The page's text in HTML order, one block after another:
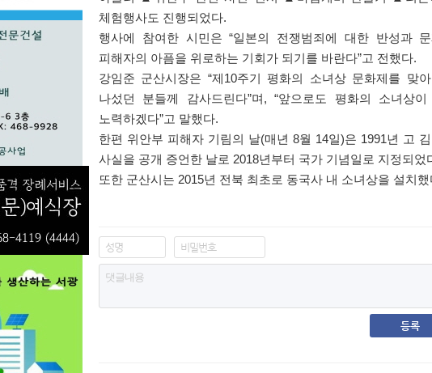
체험행사도 진행되었다.
행사에 참여한 시민은“일본의 전쟁범죄에 대한 반성과
피해자의 아픔을 위로하는 기회가 되기를 바란다”고 전했다.
강임준 군산시장은 “제 10주기 평화의 소녀상 문화제를 맞
나섰던 분들께 감사드린다”며 , “앞으로도 평화의 소녀상
노력하겠다”고 말했다.
한편 위안부 피해자 기림의 날(매년 8월 14일)은 1991년 고
사실을 공개 증언한 날로 2018년부터 국가 기념일로 지정되었
또한 군산시는 2015년 전북 최초로 동국사 내 소녀상을 설치했